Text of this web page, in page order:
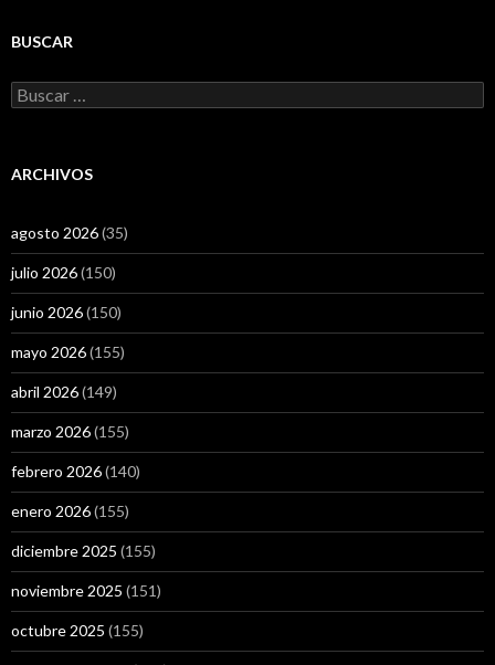
BUSCAR
Buscar:
ARCHIVOS
agosto 2026(35)
julio 2026(150)
junio 2026(150)
mayo 2026(155)
abril 2026(149)
marzo 2026(155)
febrero 2026(140)
enero 2026(155)
diciembre 2025 (155)
noviembre 2025 (151)
octubre 2025 (155)